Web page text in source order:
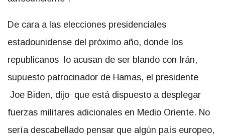
De cara a las elecciones presidenciales
estadounidense del próximo año, donde los
republicanos lo acusan de ser blando con Irán,
supuesto patrocinador de Hamas, el presidente
Joe Biden, dijo que está dispuesto a desplegar
fuerzas militares adicionales en Medio Oriente. No
sería descabellado pensar que algún país europeo,